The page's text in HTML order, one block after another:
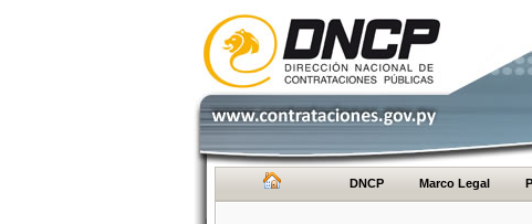
DNCP Marco Legal